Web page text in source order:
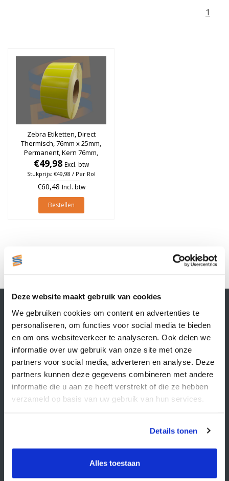
Deze website maakt gebruik van cookies
We gebruiken cookies om content en advertenties te
personaliseren, om functies voor social media te bieden
en om ons websiteverkeer te analyseren. Ook delen we
informatie over uw gebruik van onze site met onze
partners voor social media, adverteren en analyse. Deze
partners kunnen deze gegevens combineren met andere
informatie die u aan ze heeft verstrekt of die ze hebben
verzameld op basis van uw gebruik van hun services.
Details tonen
Alles toestaan
1
Zebra Etiketten, Direct
Thermisch, 76mm x 25mm,
Permanent, Kern 76mm,
Geel, rol à 5.150 stuks
€49,98 Excl. btw
Stukprijs: €49,98 / Per Rol
€60,48 Incl. btw
Bestellen
1
Contactgegevens
Supply Service B.V.
Nijverheidsstraat 25-K
3861 RJ Nijkerk
info@supplyservice.nl
+31 33 468 13 42
KvK nummer: 66384737